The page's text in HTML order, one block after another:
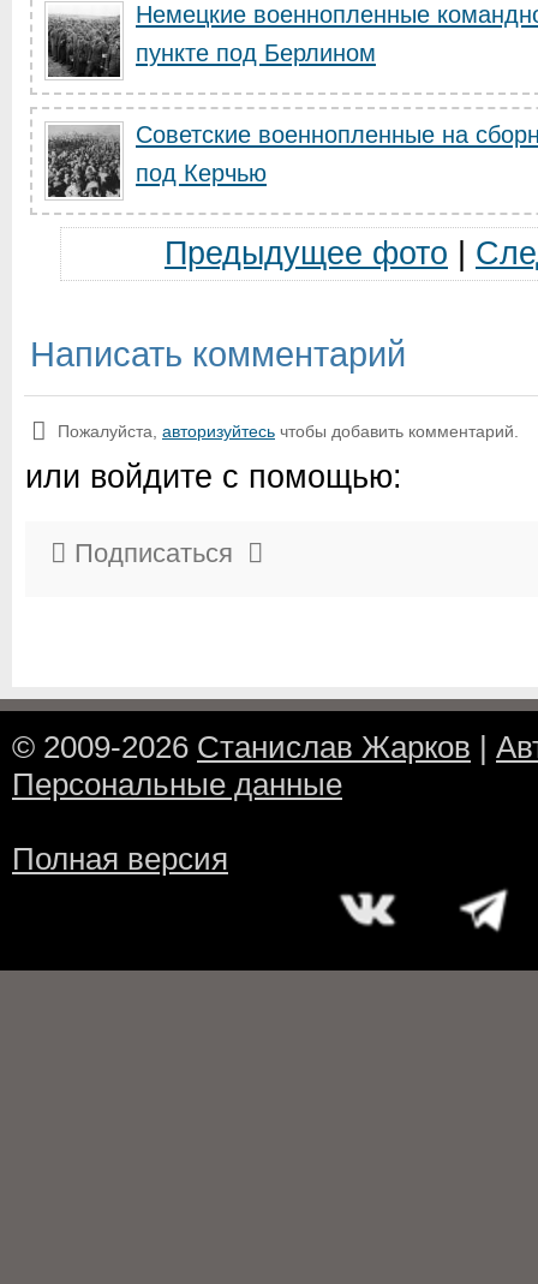
Немецкие военнопленные
пункте под Берлином
Советские военнопленные на
под Керчью
Предыдущее фото
Написать комментарий
Пожалуйста, авторизуйтесь чтобы добавить комментарий.
или войдите с помощью:
Подписаться
© 2009-2026 Станислав Жарков |
Персональные данные
Полная версия